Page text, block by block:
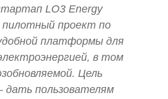
LO3 Energy
пилотный проект по
платформы для
в том
Цель
пользователям